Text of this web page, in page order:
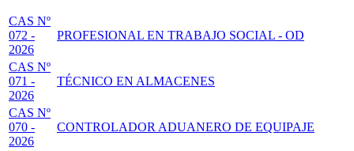
CAS Nº
072 -
2026
PROFESIONAL EN TRABAJO SOCIAL - OD
CAS Nº
071 -
2026
TÉCNICO EN ALMACENES
CAS Nº
070 -
2026
CONTROLADOR ADUANERO DE EQUIPAJE